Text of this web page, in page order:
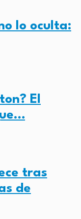
lo oculta:
El
tras
de